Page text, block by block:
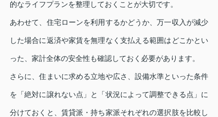
的なライフプランを整理しておくことが大切です。
あわせて、住宅ローンを利用するかどうか、万一収入が減少
した場合に返済や家賃を無理なく支払える範囲はどこかとい
った、家計全体の安全性も確認しておく必要があります。
さらに、住まいに求める立地や広さ、設備水準といった条件
を「絶対に譲れない点」と「状況によって調整できる点」に
分けておくと、賃貸派・持ち家派それぞれの選択肢を比較し